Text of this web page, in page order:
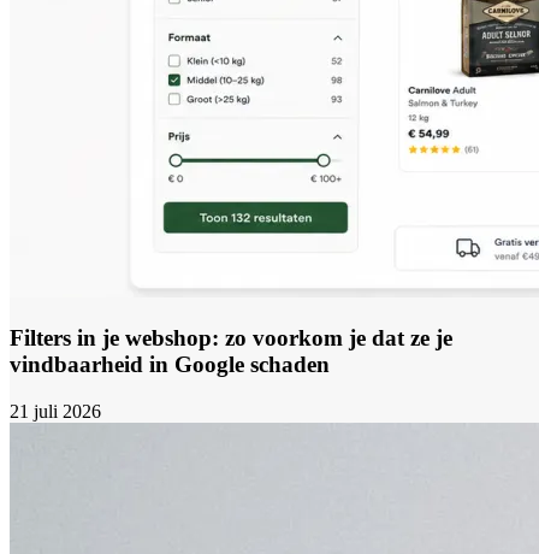
Filters in je webshop: zo voorkom je dat ze je
vindbaarheid in Google schaden
21 juli 2026